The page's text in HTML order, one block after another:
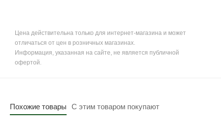
Цена действительна только для интернет-магазина и может
отличаться от цен в розничных магазинах.
Информация, указанная на сайте, не является публичной
офертой.
Похожие товары С этим товаром покупают